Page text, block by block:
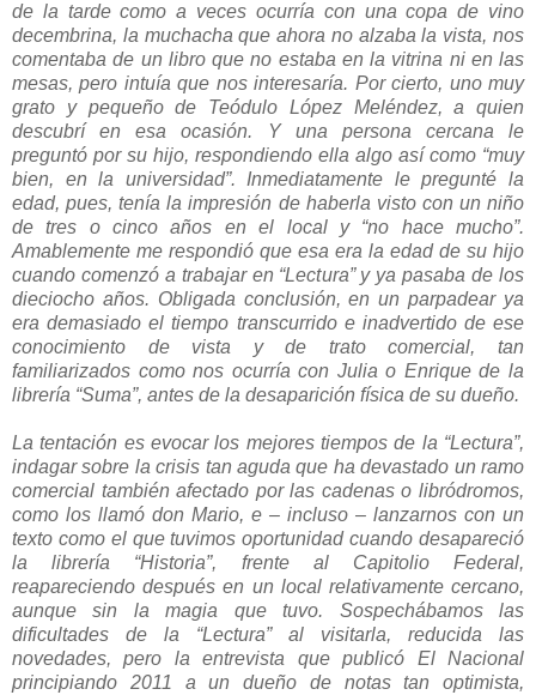
de la tarde como a veces ocurría con una copa de vino
decembrina, la muchacha que ahora no alzaba la vista, nos
comentaba de un libro que no estaba en la vitrina ni en las
mesas, pero intuía que nos interesaría. Por cierto, uno muy
grato y pequeño de Teódulo López Meléndez, a quien
descubrí en esa ocasión. Y una persona cercana le
preguntó por su hijo, respondiendo ella algo así como “muy
bien, en la universidad”. Inmediatamente le pregunté la
edad, pues, tenía la impresión de haberla visto con un niño
de tres o cinco años en el local y “no hace mucho”.
Amablemente me respondió que esa era la edad de su hijo
cuando comenzó a trabajar en “Lectura” y ya pasaba de los
dieciocho años. Obligada conclusión, en un parpadear ya
era demasiado el tiempo transcurrido e inadvertido de ese
conocimiento de vista y de trato comercial, tan
familiarizados como nos ocurría con Julia o Enrique de la
librería “Suma”, antes de la desaparición física de su dueño.
La tentación es evocar los mejores tiempos de la “Lectura”,
indagar sobre la crisis tan aguda que ha devastado un ramo
comercial también afectado por las cadenas o libródromos,
como los llamó don Mario, e – incluso – lanzarnos con un
texto como el que tuvimos oportunidad cuando desapareció
la librería “Historia”, frente al Capitolio Federal,
reapareciendo después en un local relativamente cercano,
aunque sin la magia que tuvo. Sospechábamos las
dificultades de la “Lectura” al visitarla, reducida las
novedades, pero la entrevista que publicó El Nacional
principiando 2011 a un dueño de notas tan optimista,